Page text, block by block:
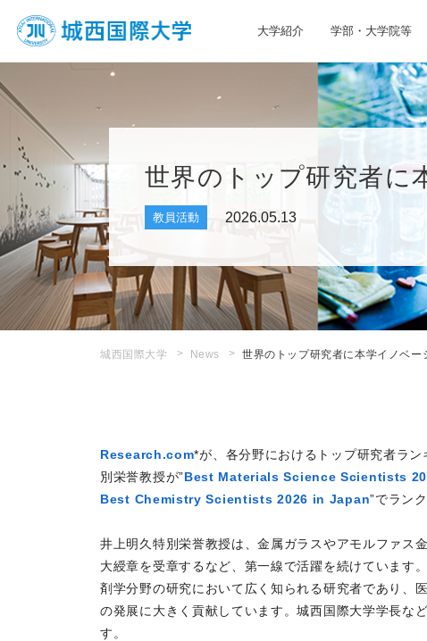
大学紹介 学部・大学院等
世界のトップ研究者に
教員活動 2026.05.13
城西国際大学 News 世界のトップ研究者に本学イノベ
Research.com*が、各分野におけるトップ研究者ラ
別栄誉教授が”Best Materials Science Scientists
Best Chemistry Scientists 2026 in Japan”でラン
井上明久特別栄誉教授は、金属ガラスやアモルファス
大綬章を受章するなど、第一線で活躍を続けています
剤学分野の研究において広く知られる研究者であり、
の発展に大きく貢献しています。城西国際大学学長な
す。